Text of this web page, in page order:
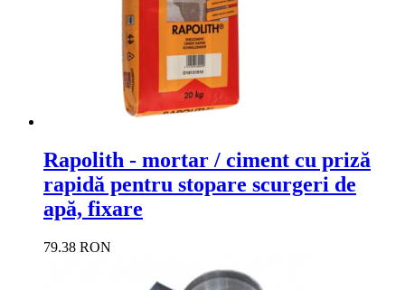
Rapolith - mortar / ciment cu priză
rapidă pentru stopare scurgeri de
apă, fixare
79.38 RON